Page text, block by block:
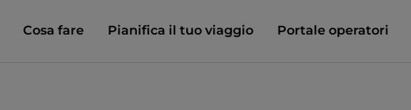
Cosa fare Pianifica il tuo viaggio Portale operatori